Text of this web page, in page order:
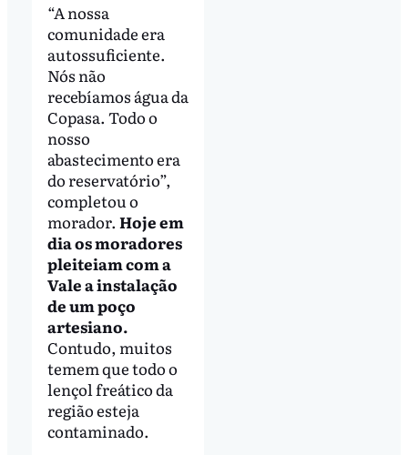
“A nossa
comunidade era
autossuficiente.
Nós não
recebíamos água da
Copasa. Todo o
nosso
abastecimento era
do reservatório”,
completou o
morador. Hoje em
dia os moradores
pleiteiam com a
Vale a instalação
de um poço
artesiano.
Contudo, muitos
temem que todo o
lençol freático da
região esteja
contaminado.